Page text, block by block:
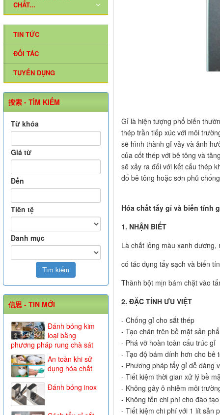
Gỉ là hiện tượng phổ biến
thép trần tiếp xúc với môi
sẽ hình thành gỉ vảy và ảnh
của cốt thép với bê tông và
sẽ xảy ra đối với kết cấu thép
đổ bê tông hoặc sơn phủ
Hóa chất tẩy gỉ và biến tính
1. NHẬN BIẾT
Là chất lỏng màu xanh
có tác dụng tẩy sạch và biến
Thành bột mịn bám chặt vào
2. ĐẶC TÍNH ƯU VIỆT
- Chống gỉ cho sắt thép
- Tạo chân trên bề mặt sản
- Phá vỡ hoàn toàn cấu trúc gỉ
- Tạo độ bám dính hơn cho bê
- Phương pháp tẩy gỉ dễ dàng
- Tiết kiệm thời gian xử lý bề
- Không gây ô nhiễm môi
- Không tốn chi phí cho đào
- Tiết kiệm chi phí với 1 lít sản
CHẤT...
TIN TỨC
ĐỐI TÁC
TUYỂN DỤNG
搜索 - TÌM KIẾM
Từ khóa
Giá từ
Đến
Tiền tệ
Danh mục
信思 - TIN MỚI
Đánh bóng kim
loại bằng
phương pháp rung chà sát
An toàn khi sử
dụng hóa chất
Đánh bóng inox